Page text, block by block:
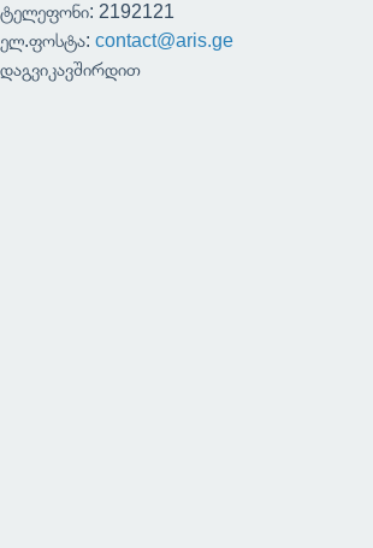
ტელეფონი: 2192121
ელ.ფოსტა: contact@aris.ge
დაგვიკავშირდით